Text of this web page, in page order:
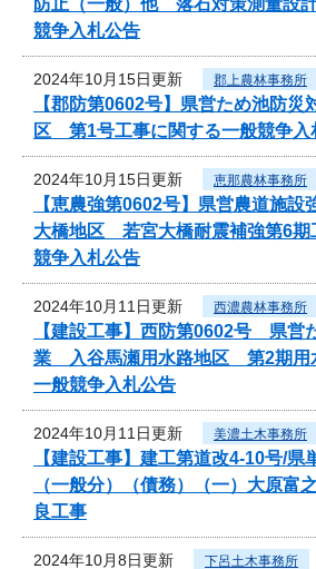
競争入札公告
2024年10月15日更新 郡上農林事務所
【郡防第0602号】県営ため池防
区 第1号工事に関する一般競争入
2024年10月15日更新 恵那農林事務所
【恵農強第0602号】県営農道施
大橋地区 若宮大橋耐震補強第6期
競争入札公告
2024年10月11日更新 西濃農林事務所
【建設工事】西防第0602号 県営
業 入谷馬瀬用水路地区 第2期用
一般競争入札公告
2024年10月11日更新 美濃土木事務所
【建設工事】建工第道改4-10号/
（一般分）（債務）（一）大原
良工事
2024年10月8日更新 下呂土木事務所